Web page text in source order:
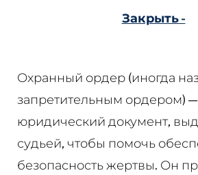
Закрыть -
Охранный ордер (иногда
запретительным ордером) —
юридический документ,
судьей, чтобы помочь
безопасность жертвы. Он